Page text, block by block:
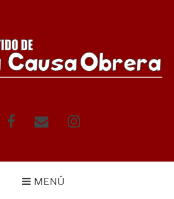
FacebookCorreo Instagram
MENÚ